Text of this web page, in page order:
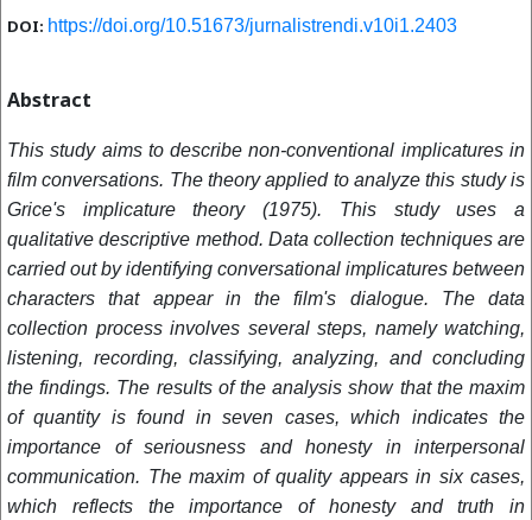
DOI: https://doi.org/10.51673/jurnalistrendi.v10i1.2403
Abstract
This study aims to describe non-conventional implicatures in
film conversations. The theory applied to analyze this study is
Grice's implicature theory (1975). This study uses a
qualitative descriptive method. Data collection techniques are
carried out by identifying conversational implicatures between
characters that appear in the film's dialogue. The data
collection process involves several steps, namely watching,
listening, recording, classifying, analyzing, and concluding
the findings. The results of the analysis show that the maxim
of quantity is found in seven cases, which indicates the
importance of seriousness and honesty in interpersonal
communication. The maxim of quality appears in six cases,
which reflects the importance of honesty and truth in